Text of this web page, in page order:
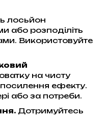
лосьйон
або розподіліть
Використовуйте
на чисту
ефекту.
або за потреби.
Дотримуйтесь